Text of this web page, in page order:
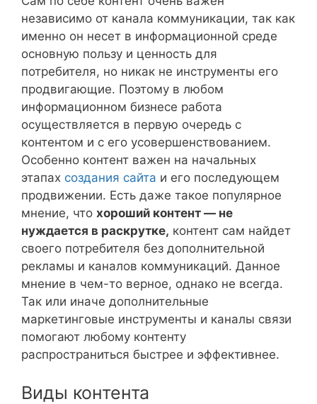
независимо от канала коммуникации, так как
именно он несет в информационной среде
основную пользу и ценность для
потребителя, но никак не инструменты его
продвигающие. Поэтому в любом
информационном бизнесе работа
осуществляется в первую очередь с
контентом и с его усовершенствованием.
Особенно контент важен на начальных
этапах создания сайта и его последующем
продвижении. Есть даже такое популярное
мнение, что хороший контент — не
нуждается в раскрутке, контент сам найдет
своего потребителя без дополнительной
рекламы и каналов коммуникаций. Данное
мнение в чем-то верное, однако не всегда.
Так или иначе дополнительные
маркетинговые инструменты и каналы связи
помогают любому контенту
распространиться быстрее и эффективнее.
Виды контента